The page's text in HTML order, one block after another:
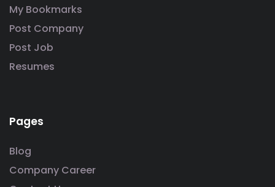
My Bookmarks
Post Company
Post Job
Resumes
Pages
Blog
Company Career